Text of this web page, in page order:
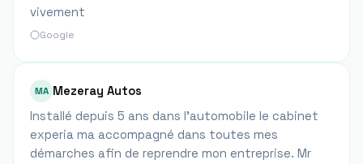
vivement
Google
MA Mezeray Autos
Installé depuis 5 ans dans l'automobile le cabinet
experia ma accompagné dans toutes mes
démarches afin de reprendre mon entreprise. Mr